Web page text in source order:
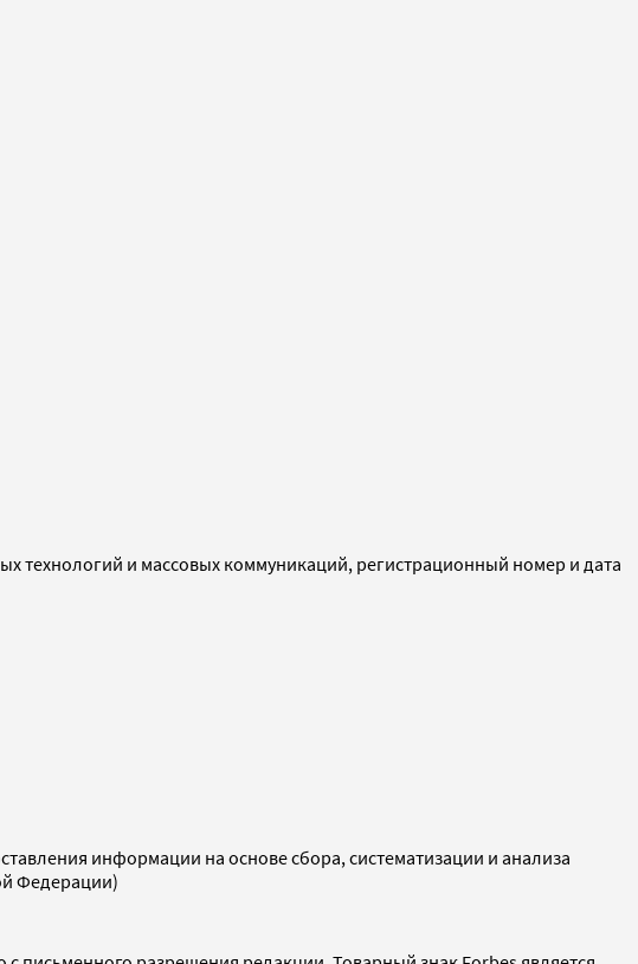
технологий и массовых коммуникаций, регистрационный номер и дата
информации на основе сбора, систематизации и анализа
Федерации)